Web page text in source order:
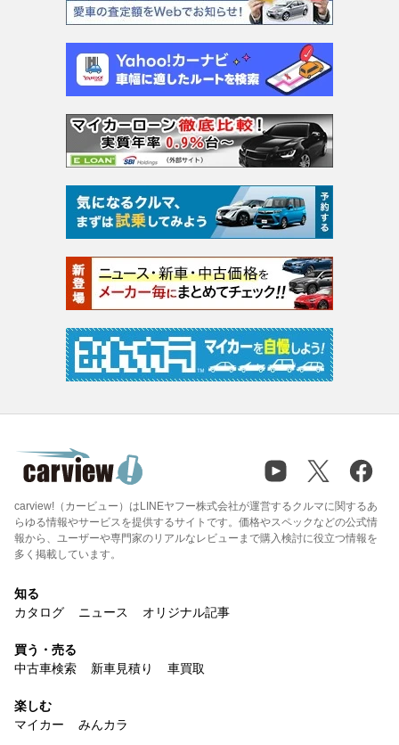
carview!（カービュー）はLINEヤフー株式会社が運営するクルマに関するあ
らゆる情報やサービスを提供するサイトです。価格やスペックなどの公式情
報から、ユーザーや専門家のリアルなレビューまで購入検討に役立つ情報を
多く掲載しています。
知る
カタログ
ニュース オリジナル記事
買う・売る
中古車検索
新車見積り 車買取
楽しむ
マイカー
みんカラ